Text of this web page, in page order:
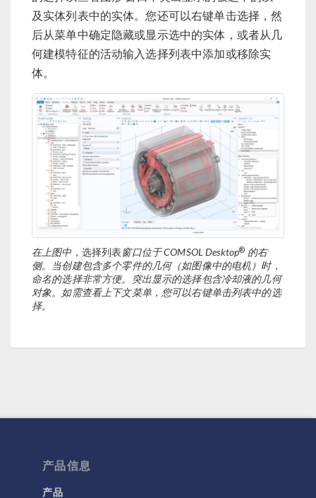
及实体列表中的实体。您还可以右键单击选择，然
后从菜单中确定隐藏或显示选中的实体，或者从几
何建模特征的活动输入选择列表中添加或移除实
体。
在上图中， 选择列表窗口位于 COMSOL Desktop® 的右
侧。当创建包含多个零件的几何（如图像中的电机）时，
命名的选择非常方便。突出显示的选择包含冷却液的几何
对象。如需查看上下文菜单，您可以右键单击列表中的选
择。
产品信息
产品